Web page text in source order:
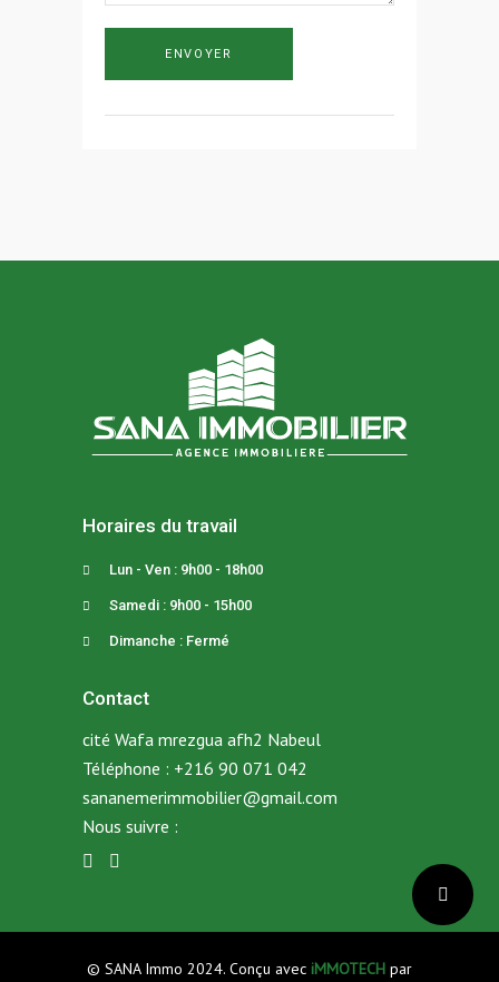
Horaires du travail
Lun - Ven : 9h00 - 18h00
Samedi : 9h00 - 15h00
Dimanche : Fermé
Contact
cité Wafa mrezgua afh2 Nabeul
Téléphone : +216 90 071 042
sananemerimmobilier@gmail.com
Nous suivre :
© SANA Immo 2024. Conçu avec iMMOTECH par